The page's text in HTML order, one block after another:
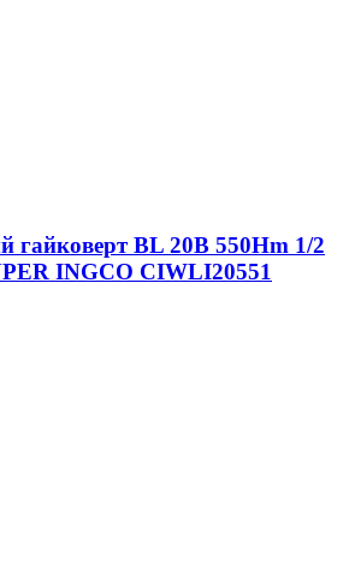
гайковерт BL 20В 550Hm 1/2
INGCO CIWLI20551